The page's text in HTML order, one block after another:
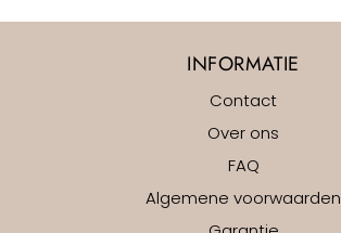
INFORMATIE
Contact
Over ons
FAQ
Algemene voorwaarden